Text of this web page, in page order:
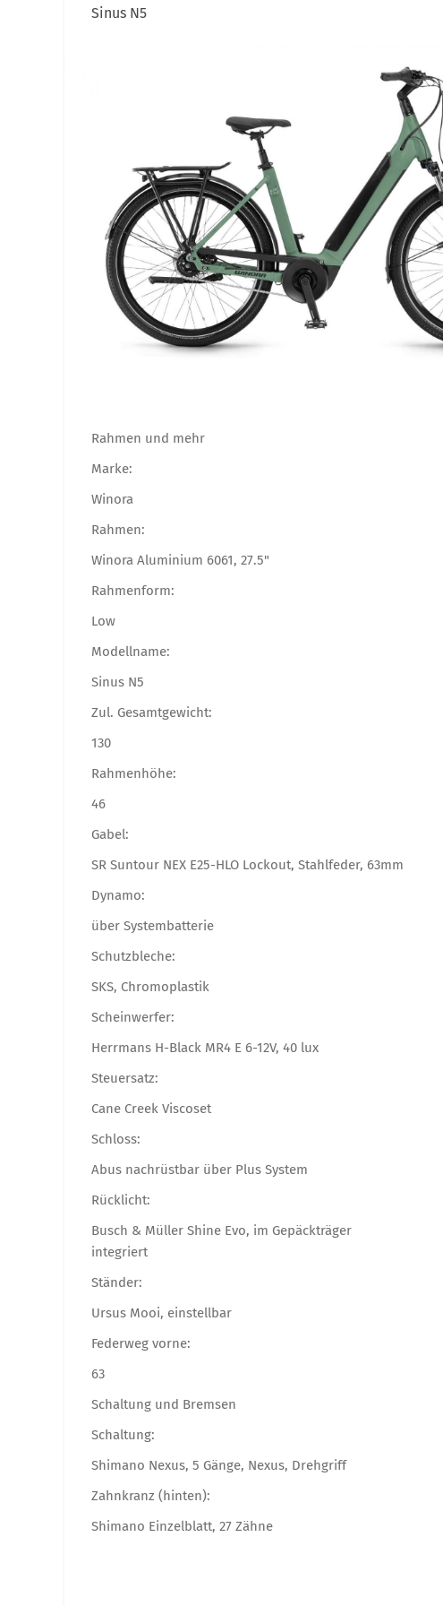
Sinus N5
Rahmen und mehr
Marke:
Winora
Rahmen:
Winora Aluminium 6061, 27.5"
Rahmenform:
Low
Modellname:
Sinus N5
Zul. Gesamtgewicht:
130
Rahmenhöhe:
46
Gabel:
SR Suntour NEX E25-HLO Lockout, Stahlfeder, 63mm
Dynamo:
über Systembatterie
Schutzbleche:
SKS, Chromoplastik
Scheinwerfer:
Herrmans H-Black MR4 E 6-12V, 40 lux
Steuersatz:
Cane Creek Viscoset
Schloss:
Abus nachrüstbar über Plus System
Rücklicht:
Busch & Müller Shine Evo, im Gepäckträger
integriert
Ständer:
Ursus Mooi, einstellbar
Federweg vorne:
63
Schaltung und Bremsen
Schaltung:
Shimano Nexus, 5 Gänge, Nexus, Drehgriff
Zahnkranz (hinten):
Shimano Einzelblatt, 27 Zähne